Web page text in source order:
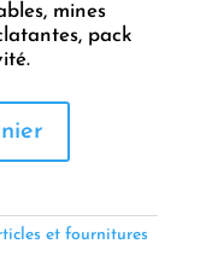
mines
pack
et fournitures